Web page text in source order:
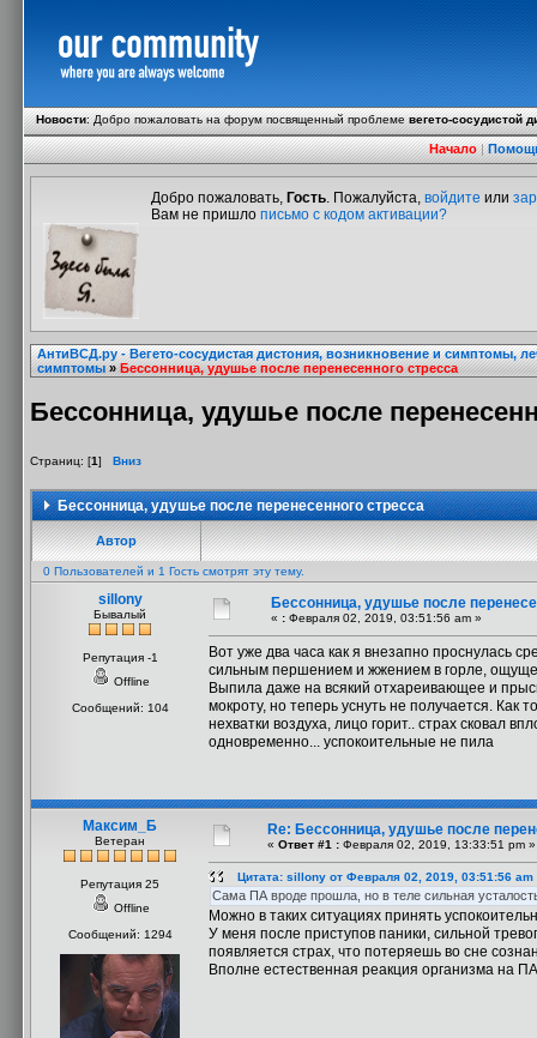
Новости:Добро пожаловать на форум посвященный проблемевегето-сосудистой
Начало|
Добро пожаловать, Гость. Пожалуйста, войдите или
Вам не пришло письмо с кодом активации?
АнтиВСД.ру - Вегето-сосудистая дистония, возникновение и симптомы,
симптомы»Бессонница, удушье после перенесенного стресса
Бессонница, удушье после
Страниц: [1] Вниз
Бессонница, удушье после перенесенного стресса
Автор
0 Пользователей и 1 Гость смотрят эту тему.
sillony
Бывалый
Репутация -1
Offline
Сообщений: 104
Бессонница, удушье после
« : Февраля 02, 2019, 03:51:56 am »
Вот уже два часа как я внезапно проснулась
сильным першением и жжением в горле,
Выпила даже на всякий отхареивающее и
мокроту, но теперь уснуть не получается. Как
нехватки воздуха, лицо горит.. страх сковал
одновременно... успокоительные не пила
Максим_Б
Ветеран
Репутация 25
Offline
Сообщений: 1294
Re: Бессонница, удушье после
« Ответ #1 : Февраля 02, 2019, 13:33:51 pm »
Цитата: sillony от Февраля 02, 2019, 03:51:56 am
Сама ПА вроде прошла, но в теле сильная
Можно в таких ситуациях принять
У меня после приступов паники, сильной
появляется страх, что потеряешь во сне
Вполне естественная реакция организма на